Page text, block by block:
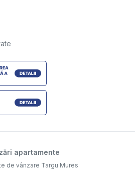
apartamente
de vânzare Targu Mures